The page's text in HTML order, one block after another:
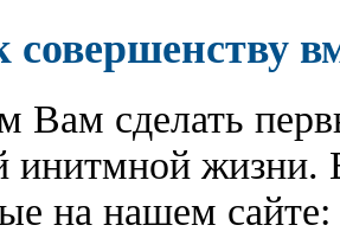
Вам сделать
инитмной жизни.
на нашем сайте: